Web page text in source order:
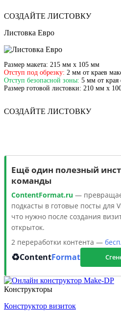
СОЗДАЙТЕ ЛИСТОВКУ
Листовка Евро
Размер макета: 215 мм х 105 мм
Отступ под обрезку: 2 мм от краев
Отступ безопасной зоны: 5 мм от края
Размер готовой листовки: 210 мм х
СОЗДАЙТЕ ЛИСТОВКУ
Ещё один полезный
команды
ContentFormat.ru —
подкасты в готовые посты для
что нужно после создания
открыток.
2 переработки контента —
♻️ContentFormat
Конструкторы
Конструктор визиток